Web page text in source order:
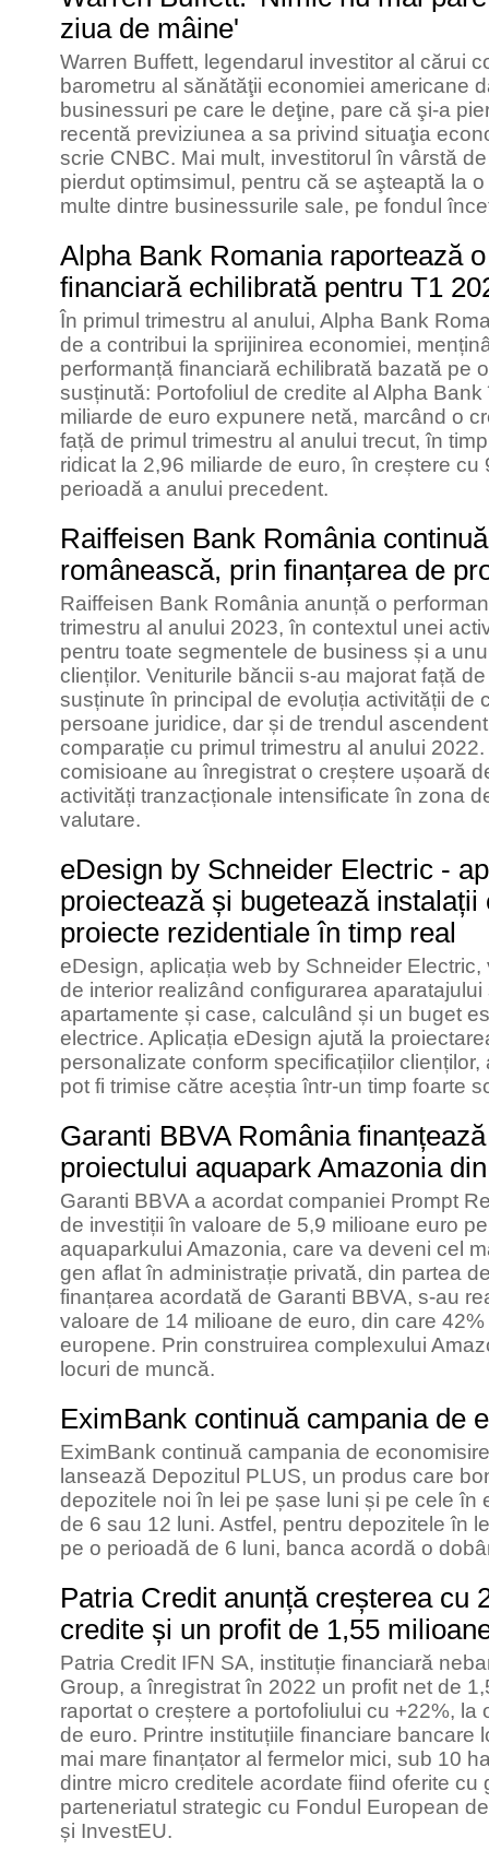
ziua de mâine'
Warren Buffett, legendarul investitor al cărui
barometru al sănătăţii economiei americane
businessuri pe care le deţine, pare că şi-a
recentă previziunea a sa privind situaţia
scrie CNBC. Mai mult, investitorul în vârstă
pierdut optimsimul, pentru că se aşteaptă la
multe dintre businessurile sale, pe fondul
Alpha Bank Romania raportează
financiară echilibrată pentru T1
În primul trimestru al anului, Alpha Bank
de a contribui la sprijinirea economiei,
performanță financiară echilibrată bazată pe
susținută: Portofoliul de credite al Alpha
miliarde de euro expunere netă, marcând o
față de primul trimestru al anului trecut, în
ridicat la 2,96 miliarde de euro, în creștere
perioadă a anului precedent.
Raiffeisen Bank România
românească, prin finanțarea de
Raiffeisen Bank România anunță o
trimestru al anului 2023, în contextul unei
pentru toate segmentele de business și a
clienților. Veniturile băncii s-au majorat față
susținute în principal de evoluția activității de
persoane juridice, dar și de trendul
comparație cu primul trimestru al anului
comisioane au înregistrat o creștere ușoară
activități tranzacționale intensificate în zona
valutare.
eDesign by Schneider Electric -
proiectează și bugetează instalații
proiecte rezidentiale în timp real
eDesign, aplicația web by Schneider
de interior realizând configurarea
apartamente și case, calculând și un buget
electrice. Aplicația eDesign ajută la
personalizate conform specificațiilor
pot fi trimise către aceștia într-un timp foarte
Garanti BBVA România
proiectului aquapark Amazonia
Garanti BBVA a acordat companiei Prompt
de investiții în valoare de 5,9 milioane euro
aquaparkului Amazonia, care va deveni cel
gen aflat în administrație privată, din partea
finanțarea acordată de Garanti BBVA, s-au
valoare de 14 milioane de euro, din care
europene. Prin construirea complexului
locuri de muncă.
EximBank continuă campania de
EximBank continuă campania de
lansează Depozitul PLUS, un produs care
depozitele noi în lei pe șase luni și pe cele în
de 6 sau 12 luni. Astfel, pentru depozitele în
pe o perioadă de 6 luni, banca acordă o
Patria Credit anunță creșterea cu
credite și un profit de 1,55
Patria Credit IFN SA, instituție financiară
Group, a înregistrat în 2022 un profit net de
raportat o creștere a portofoliului cu +22%, la
de euro. Printre instituțiile financiare bancare
mai mare finanțator al fermelor mici, sub 10
dintre micro creditele acordate fiind oferite cu
parteneriatul strategic cu Fondul European
și InvestEU.